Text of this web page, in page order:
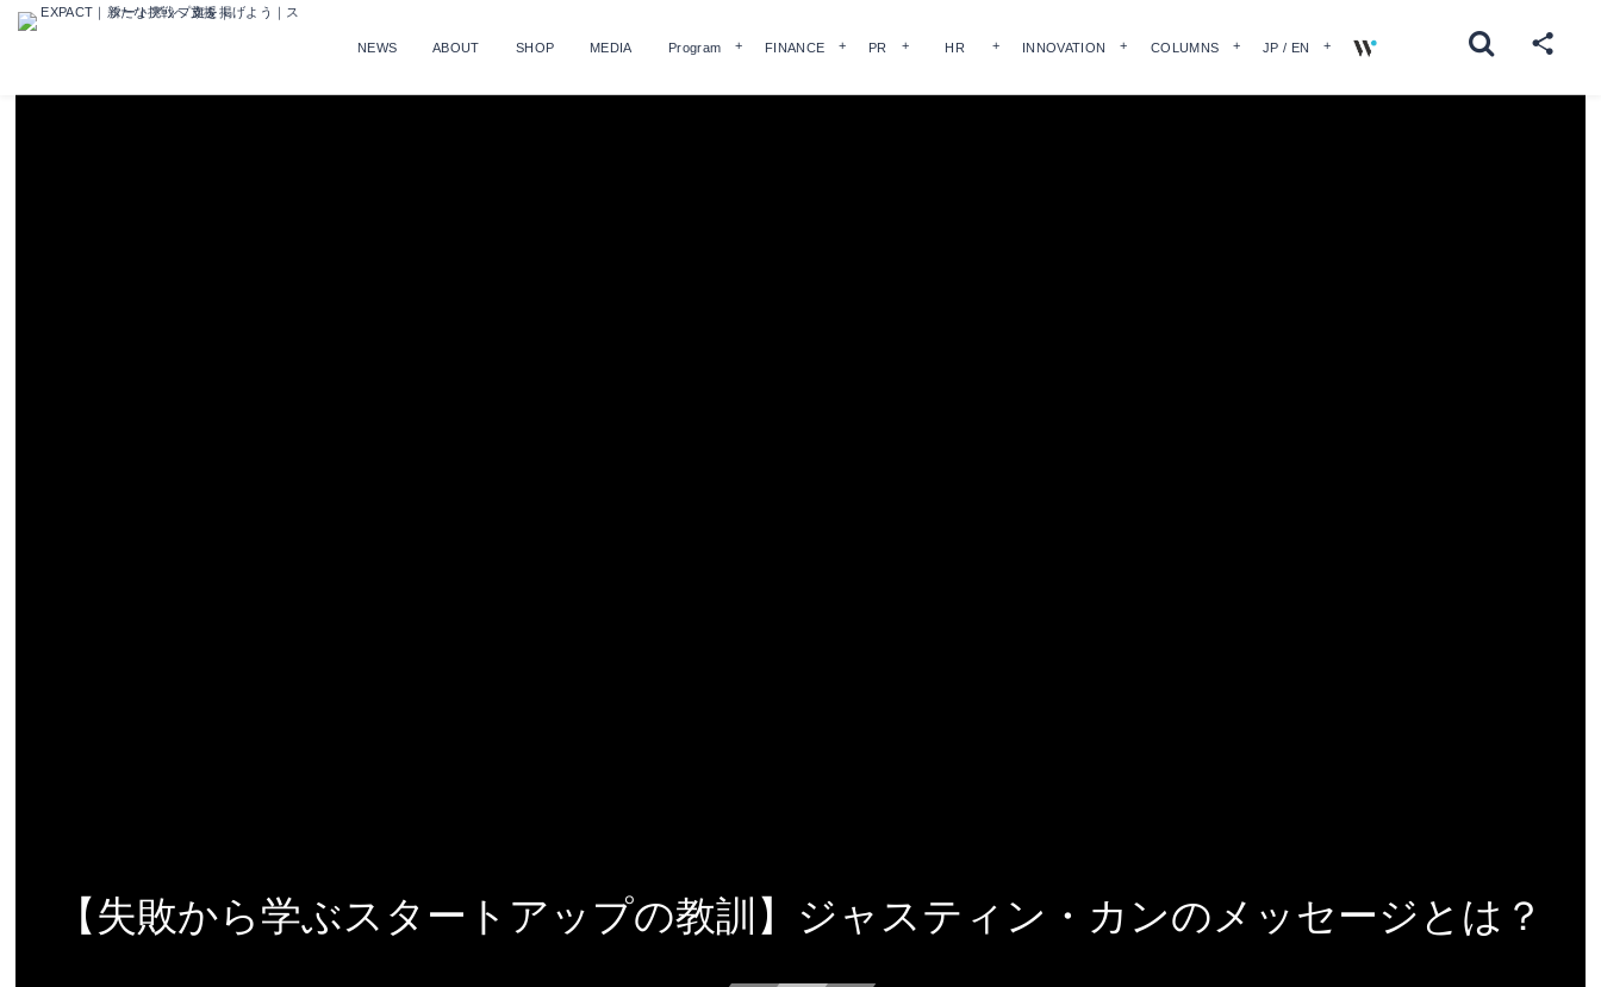
NEWS ABOUT SHOP MEDIA Program FINANCE PR HR INNOVATION COLUMNS JP / EN
【失敗から学ぶスタートアップの教訓】ジャスティン・カンのメッセージとは？